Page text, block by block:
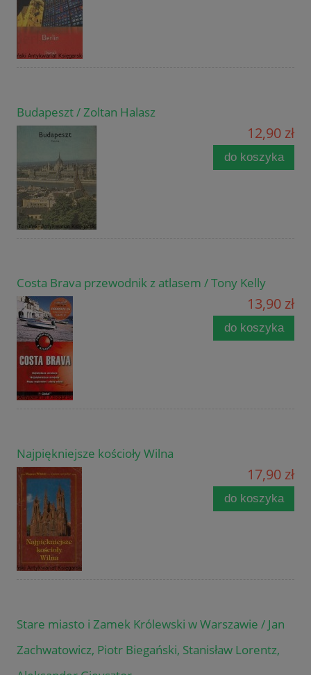
Budapeszt / Zoltan Halasz
12,90 zł
do koszyka
Costa Brava przewodnik z atlasem / Tony Kelly
13,90 zł
do koszyka
Najpiękniejsze kościoły Wilna
17,90 zł
do koszyka
Stare miasto i Zamek Królewski w Warszawie / Jan
Zachwatowicz, Piotr Biegański, Stanisław Lorentz,